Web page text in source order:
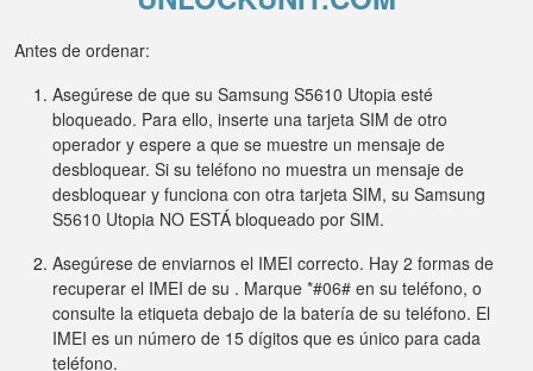
Antes de ordenar:
Asegúrese de que su Samsung S5610 Utopia esté
bloqueado. Para ello, inserte una tarjeta SIM de otro
operador y espere a que se muestre un mensaje de
desbloquear. Si su teléfono no muestra un mensaje de
desbloquear y funciona con otra tarjeta SIM, su Samsung
S5610 Utopia NO ESTÁ bloqueado por SIM.
Asegúrese de enviarnos el IMEI correcto. Hay 2 formas de
recuperar el IMEI de su . Marque *#06# en su teléfono, o
consulte la etiqueta debajo de la batería de su teléfono. El
IMEI es un número de 15 dígitos que es único para cada
teléfono.